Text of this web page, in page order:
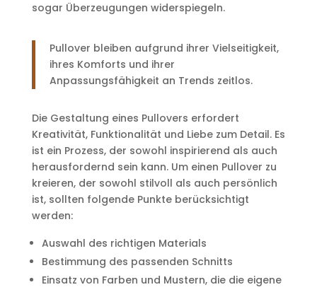
sogar Überzeugungen widerspiegeln.
Pullover bleiben aufgrund ihrer Vielseitigkeit,
ihres Komforts und ihrer
Anpassungsfähigkeit an Trends zeitlos.
Die Gestaltung eines Pullovers erfordert
Kreativität, Funktionalität und Liebe zum Detail. Es
ist ein Prozess, der sowohl inspirierend als auch
herausfordernd sein kann. Um einen Pullover zu
kreieren, der sowohl stilvoll als auch persönlich
ist, sollten folgende Punkte berücksichtigt
werden:
Auswahl des richtigen Materials
Bestimmung des passenden Schnitts
Einsatz von Farben und Mustern, die die eigene